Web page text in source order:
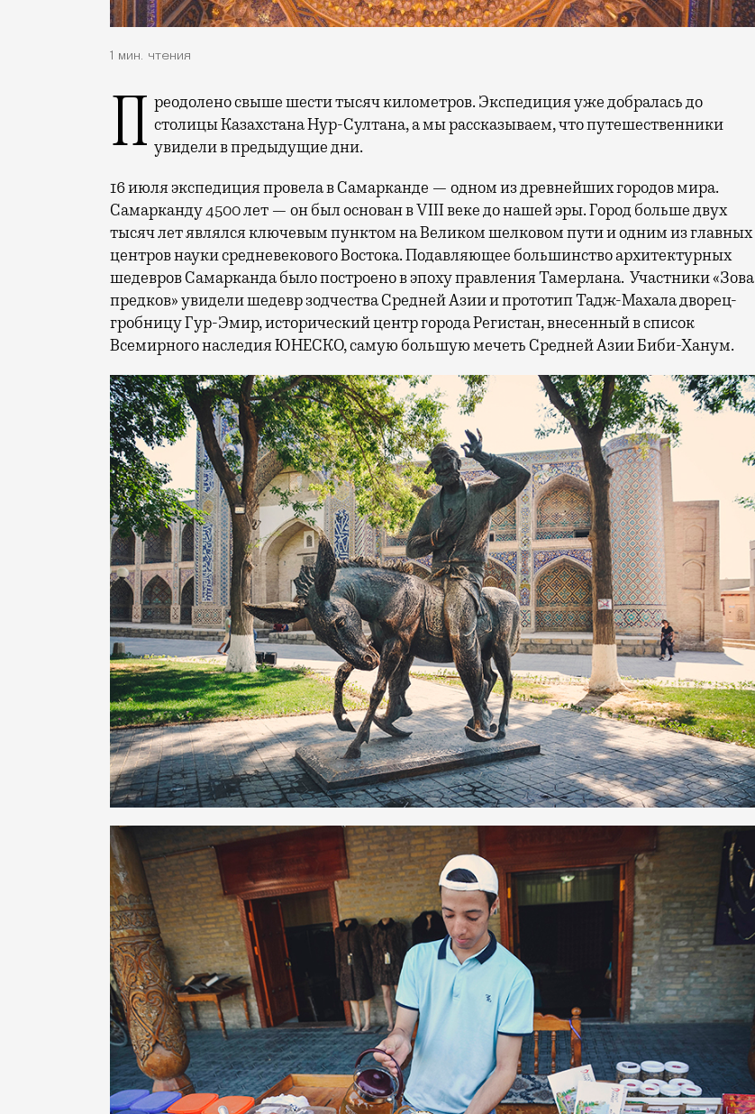
1 мин. чтения
Преодолено свыше шести тысяч километров. Экспедиция уже добралась до столицы Казахстана Нур-Султана, а мы рассказываем, что путешественники
увидели в предыдущие дни.
16 июля экспедиция провела в Самарканде — одном из древнейших городов мира.
Самарканду 4500 лет — он был основан в VIII веке до нашей эры. Город больше двух
тысяч лет являлся ключевым пунктом на Великом шелковом пути и одним из главных
центров науки средневекового Востока. Подавляющее большинство архитектурных
шедевров Самарканда было построено в эпоху правления Тамерлана. Участники «Зова
предков» увидели шедевр зодчества Средней Азии и прототип Тадж-Махала дворец-
гробницу Гур-Эмир, исторический центр города Регистан, внесенный в список
Всемирного наследия ЮНЕСКО, самую большую мечеть Средней Азии Биби-Ханум.